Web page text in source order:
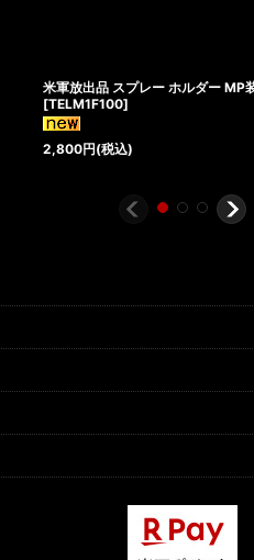
米軍放出品 スプレー ホルダー MP
[TELM1F100]
2,800円(税込)